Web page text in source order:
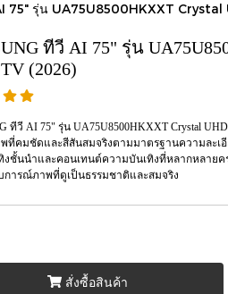
75" รุ่น UA75U8500HKXXT
ทีวี AI 75" รุ่น
(2026)
ทีวี AI 75" รุ่น UA75U8500HKXXT Crystal UHD
พที่คมชัดและสีสันสมจริงตามมาตรฐานความละเ
งชั้นนำและคอนเทนต์ความบันเทิงที่หลากหลายค
การณ์ภาพที่ดูเป็นธรรมชาติและสมจริง
สั่งซื้อสินค้า